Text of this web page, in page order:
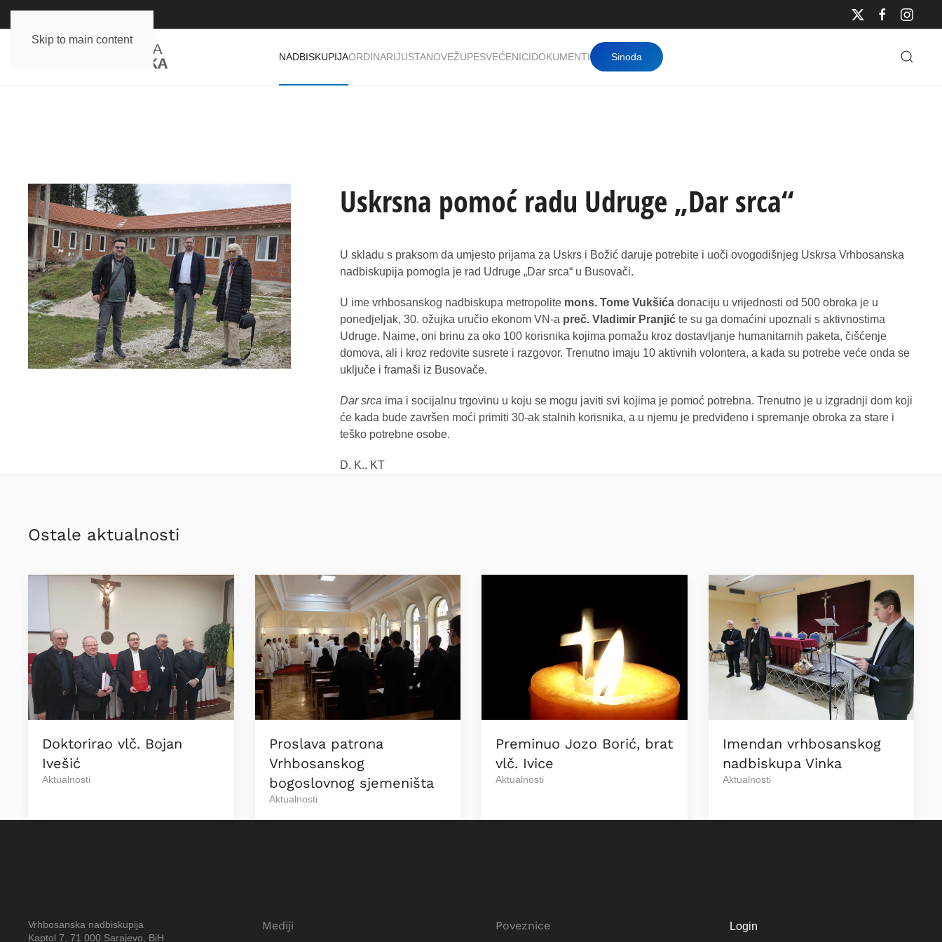
Skip to main content
NADBISKUPIJAORDINARIJUSTANOVEŽUPESVEĆENICIDOKUMENTI Sinoda
Uskrsna pomoć radu Udruge „Dar srca“
U skladu s praksom da umjesto prijama za Uskrs i Božić daruje potrebite i uoči ovogodišnjeg Uskrsa Vrhbosanska
nadbiskupija pomogla je rad Udruge „Dar srca“ u Busovači.
U ime vrhbosanskog nadbiskupa metropolite mons. Tome Vukšićadonaciju u vrijednosti od 500 obroka je u
ponedjeljak, 30. ožujka uručio ekonom VN-a preč. Vladimir Pranjićte su ga domaćini upoznali s aktivnostima
Udruge. Naime, oni brinu za oko 100 korisnika kojima pomažu kroz dostavljanje humanitarnih paketa, čišćenje
domova, ali i kroz redovite susrete i razgovor. Trenutno imaju 10 aktivnih volontera, a kada su potrebe veće onda se
uključe i framaši iz Busovače.
Dar srca ima i socijalnu trgovinu u koju se mogu javiti svi kojima je pomoć potrebna. Trenutno je u izgradnji dom koji
će kada bude završen moći primiti 30-ak stalnih korisnika, a u njemu je predviđeno i spremanje obroka za stare i
teško potrebne osobe.
D. K., KT
Ostale aktualnosti
Doktorirao vlč. Bojan
Ivešić
Aktualnosti
Proslava patrona
Vrhbosanskog
bogoslovnog sjemeništa
Aktualnosti
Preminuo Jozo Borić, brat
vlč. Ivice
Aktualnosti
Imendan vrhbosanskog
nadbiskupa Vinka
Aktualnosti
Vrhbosanska nadbiskupija
Kaptol 7, 71 000 Sarajevo, BiH
Mediji Poveznice Login